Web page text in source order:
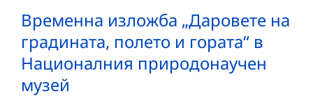
Временна изложба „Даровете на
градината, полето и гората“ в
Националния природонаучен
музей